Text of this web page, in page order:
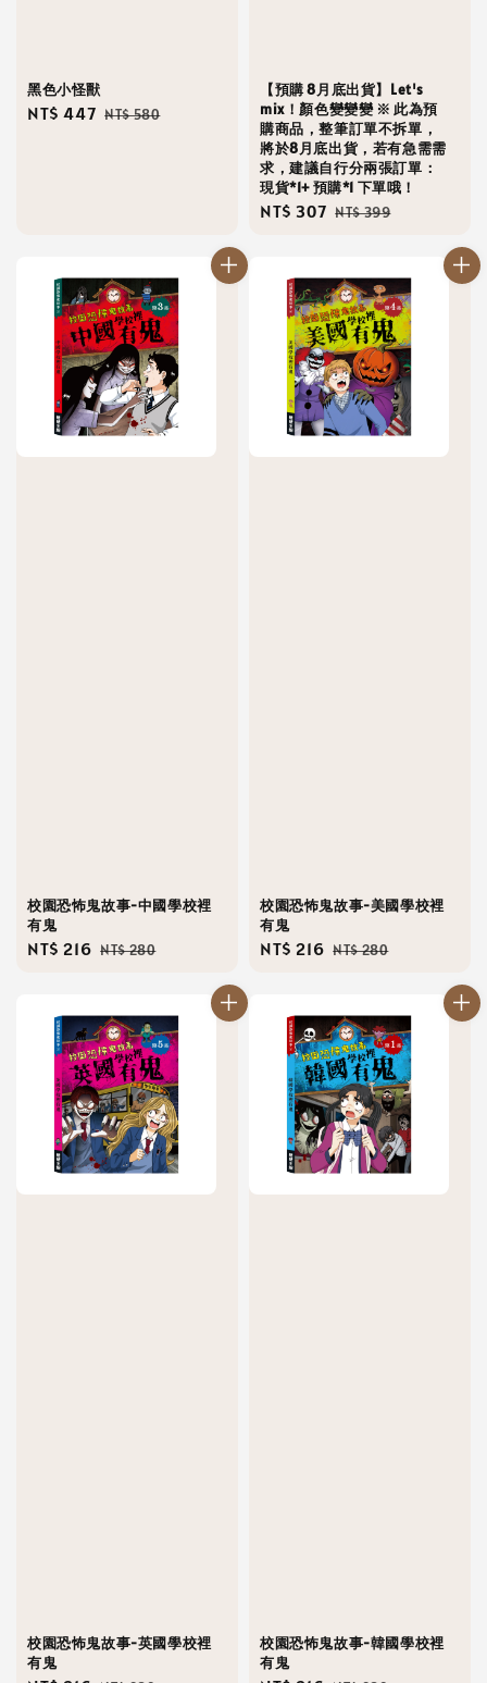
黑色小怪獸
Sale
NT$ 447 Regular
NT$ 580
【預購 8月底出貨】Let's
mix！顏色變變變 ※ 此為預
購商品，整筆訂單不拆單，
將於8月底出貨，若有急需需
求，建議自行分兩張訂單：
現貨*1+ 預購*1 下單哦！
Sale
NT$ 307 Regular
NT$ 399
校園恐怖鬼故事-中國學校裡
有鬼
Sale
NT$ 216 Regular
NT$ 280
校園恐怖鬼故事-美國學校裡
有鬼
Sale
NT$ 216 Regular
NT$ 280
校園恐怖鬼故事-英國學校裡
有鬼
校園恐怖鬼故事-韓國學校裡
有鬼